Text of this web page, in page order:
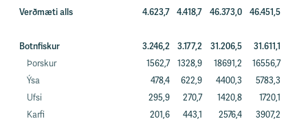
Verðmæti alls 4.623,7 4.418,7 46.373,0 46.451,5
Botnfiskur 3.246,2 3.177,2 31.206,5
31.611,1
Þorskur
1562,7 1328,9 18691,2
16556,7
Ýsa
478,4 622,9 4400,3
5783,3
Ufsi
295,9 270,7 1420,8
1720,1
Karfi
201,6 443,1 2576,4
3907,2